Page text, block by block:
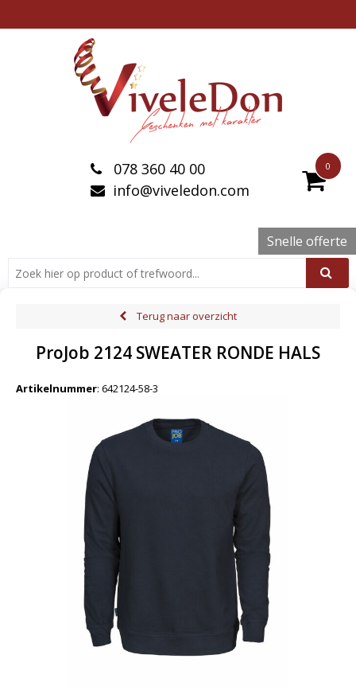
0
078 360 40 00
info@viveledon.com
Snelle offerte
Terug naar overzicht
ProJob 2124 SWEATER RONDE HALS
Artikelnummer: 642124-58-3